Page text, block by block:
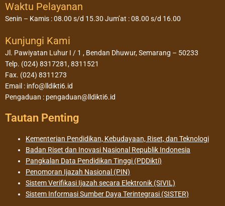
Waktu Pelayanan
Senin – Kamis : 08.00 s/d 15.30 Jum’at : 08.00 s/d 16.00
Kunjungi Kami
Jl. Pawiyatan Luhur I / 1 , Bendan Dhuwur, Semarang – 50233
Telp. (024) 8317281, 8311521
Fax. (024) 8311273
Email : info@lldikti6.id
Pengaduan : pengaduan@lldikti6.id
Tautan Penting
Kementerian Pendidikan, Kebudayaan, Riset, dan Teknologi
Badan Riset dan Inovasi Nasional Republik Indonesia
Pangkalan Data Pendidikan Tinggi (PDDikti)
Penomoran Ijazah Nasional (PIN)
Sistem Verifikasi Ijazah secara Elektronik (SIVIL)
Sistem Informasi Sumber Daya Terintegrasi (SISTER)